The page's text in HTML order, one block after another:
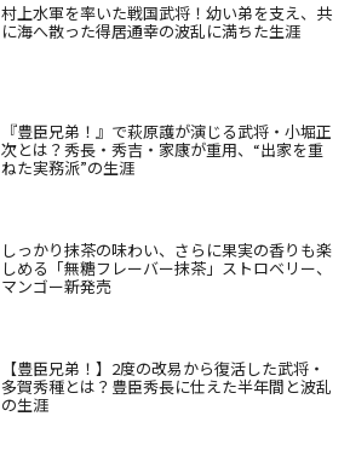
村上水軍を率いた戦国武将！幼い弟を支え、共
に海へ散った得居通幸の波乱に満ちた生涯
『豊臣兄弟！』で萩原護が演じる武将・小堀正
次とは？秀長・秀吉・家康が重用、“出家を重
ねた実務派”の生涯
しっかり抹茶の味わい、さらに果実の香りも楽
しめる「無糖フレーバー抹茶」ストロベリー、
マンゴー新発売
【豊臣兄弟！】2度の改易から復活した武将・
多賀秀種とは？豊臣秀長に仕えた半年間と波乱
の生涯